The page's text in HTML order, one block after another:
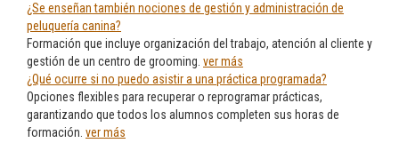
¿Se enseñan también nociones de gestión y administración de
peluquería canina?
Formación que incluye organización del trabajo, atención al cliente y
gestión de un centro de grooming. ver más
¿Qué ocurre si no puedo asistir a una práctica programada?
Opciones flexibles para recuperar o reprogramar prácticas,
garantizando que todos los alumnos completen sus horas de
formación. ver más